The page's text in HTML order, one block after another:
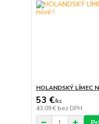
HOLANDSKÝ LÍMEC
53 €/ks
43,09 € bez DPH